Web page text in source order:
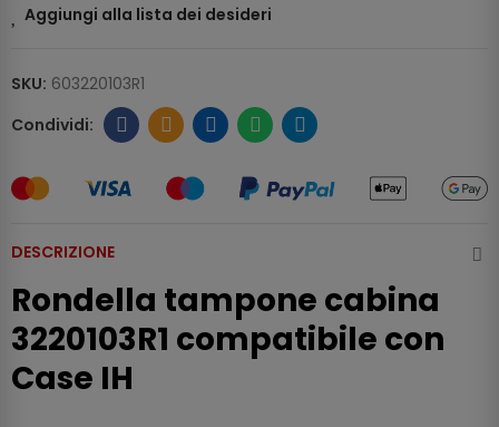
Aggiungi alla lista dei desideri
SKU: 603220103R1
DESCRIZIONE
Rondella tampone cabina
3220103R1 compatibile con
Case IH